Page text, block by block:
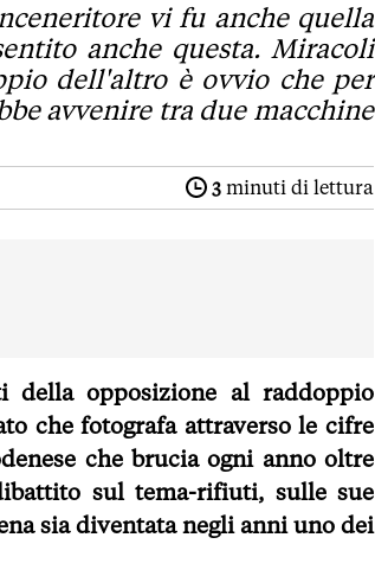
vi fu anche quella
anche questa. Miracoli
dell'altro è ovvio che per
avvenire tra due macchine
3 minuti di lettura
della opposizione al raddoppio
che fotografa attraverso le cifre
che brucia ogni anno oltre
sul tema-rifiuti, sulle sue
sia diventata negli anni uno dei